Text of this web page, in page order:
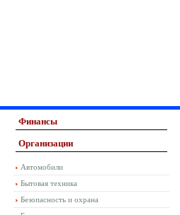
Финансы
Организации
Автомобили
Бытовая техника
Безопасность и охрана